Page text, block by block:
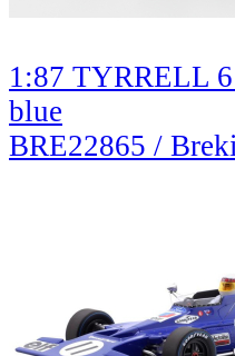
1:87 TYRRELL
blue
BRE22865 /